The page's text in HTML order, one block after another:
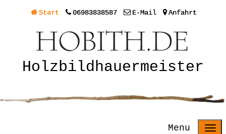
Start 06983838587 E-Mail Anfahrt
Holzbildhauermeister
Menu